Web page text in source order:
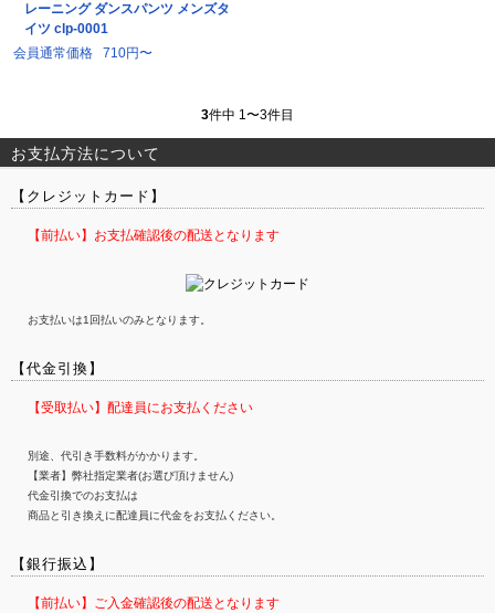
レーニング ダンスパンツ メンズタ
イツ clp-0001
会員通常価格
710円〜
3件中 1〜3件目
お支払方法について
【クレジットカード】
【前払い】お支払確認後の配送となります
お支払いは1回払いのみとなります。
【代金引換】
【受取払い】配達員にお支払ください
別途、代引き手数料がかかります。
【業者】弊社指定業者(お選び頂けません)
代金引換でのお支払は
商品と引き換えに配達員に代金をお支払ください。
【銀行振込】
【前払い】ご入金確認後の配送となります